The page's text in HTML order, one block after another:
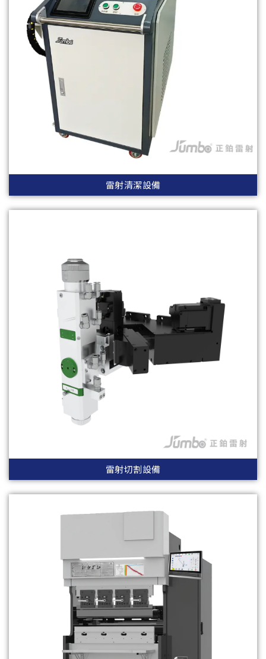
雷射清潔設備
雷射切割設備